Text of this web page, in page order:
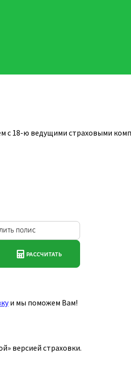
с 18-ю ведущими страховыми
и мы поможем Вам!
версией страховки.